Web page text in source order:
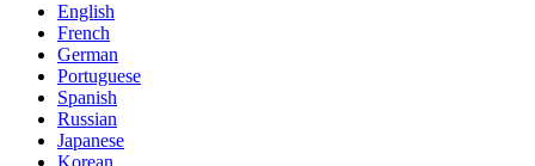
English
French
German
Portuguese
Spanish
Russian
Japanese